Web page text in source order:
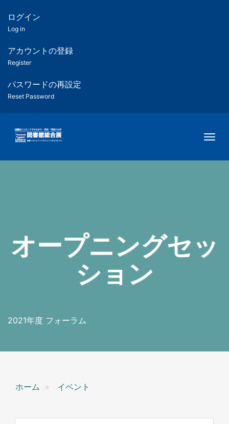
ツ
匿
名
ユ
ー
ー
用
メ
ログイン
Log in
アカウントの登録
Register
パスワードの再設定
Reset Password
オープニングセッ
ション
2021年度 フォーラム
ホーム イベント